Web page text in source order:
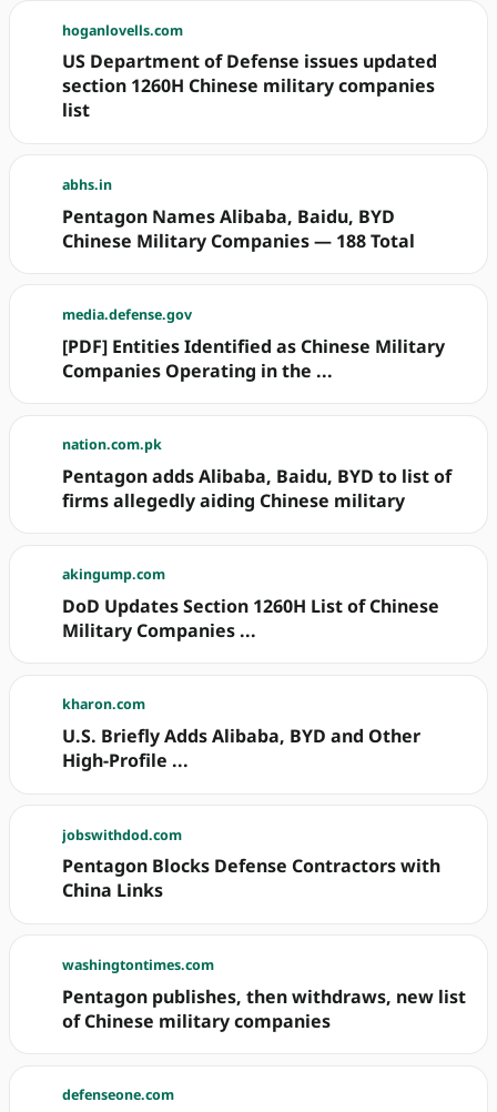
hoganlovells.com
US Department of Defense issues updated
section 1260H Chinese military companies
list
abhs.in
Pentagon Names Alibaba, Baidu, BYD
Chinese Military Companies — 188 Total
media.defense.gov
[PDF] Entities Identified as Chinese Military
Companies Operating in the ...
nation.com.pk
Pentagon adds Alibaba, Baidu, BYD to list of
firms allegedly aiding Chinese military
akingump.com
DoD Updates Section 1260H List of Chinese
Military Companies ...
kharon.com
U.S. Briefly Adds Alibaba, BYD and Other
High-Profile ...
jobswithdod.com
Pentagon Blocks Defense Contractors with
China Links
washingtontimes.com
Pentagon publishes, then withdraws, new list
of Chinese military companies
defenseone.com